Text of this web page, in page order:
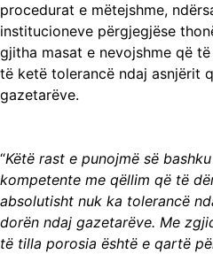
procedurat e mëtejshme,
institucioneve përgjegjëse
gjitha masat e nevojshme që
të ketë tolerancë ndaj asnjërit
gazetarëve.
“Këtë rast e punojmë së
kompetente me qëllim që të
absolutisht nuk ka tolerancë
dorën ndaj gazetarëve. Me
të tilla porosia është e qartë